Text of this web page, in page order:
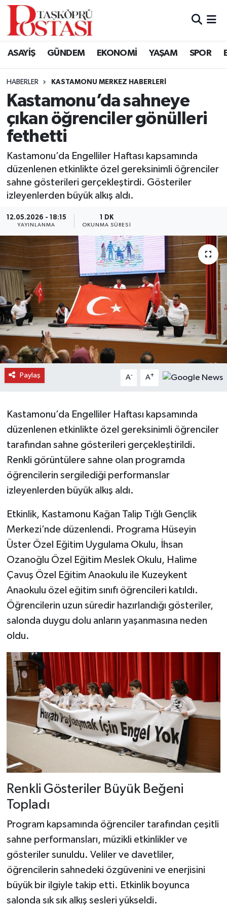
ASAYİŞ GÜNDEM EKONOMİ YAŞAM SPOR
HABERLER KASTAMONU MERKEZ HABERLERI
Kastamonu’da sahneye
çıkan öğrenciler gönülleri
fethetti
Kastamonu’da Engelliler Haftası kapsamında
düzenlenen etkinlikte özel gereksinimli öğrenciler
sahne gösterileri gerçekleştirdi. Gösteriler
izleyenlerden büyük alkış aldı.
12.05.2026 - 18:15
YAYINLANMA
1 DK
OKUNMA SÜRESI
Paylaş A- A+
Kastamonu’da Engelliler Haftası kapsamında
düzenlenen etkinlikte özel gereksinimli öğrenciler
tarafından sahne gösterileri gerçekleştirildi.
Renkli görüntülere sahne olan programda
öğrencilerin sergilediği performanslar
izleyenlerden büyük alkış aldı.
Etkinlik, Kastamonu Kağan Talip Tığlı Gençlik
Merkezi’nde düzenlendi. Programa Hüseyin
Üster Özel Eğitim Uygulama Okulu, İhsan
Ozanoğlu Özel Eğitim Meslek Okulu, Halime
Çavuş Özel Eğitim Anaokulu ile Kuzeykent
Anaokulu özel eğitim sınıfı öğrencileri katıldı.
Öğrencilerin uzun süredir hazırlandığı gösteriler,
salonda duygu dolu anların yaşanmasına neden
oldu.
Renkli Gösteriler Büyük Beğeni
Topladı
Program kapsamında öğrenciler tarafından çeşitli
sahne performansları, müzikli etkinlikler ve
gösteriler sunuldu. Veliler ve davetliler,
öğrencilerin sahnedeki özgüvenini ve enerjisini
büyük bir ilgiyle takip etti. Etkinlik boyunca
salonda sık sık alkış sesleri yükseldi.
Kastamonu Vefat Edenler
Araç Haberleri
Azdavay Haberleri
Bozkurt Haberleri
Çatalzeytin Haberleri
Cide Haberleri
Daday Haberleri
Devrekani Haberleri
Doğanyurt Haberleri
Hanönü Haberleri
İhsangazi Haberleri
İnebolu Haberleri
Merkez Haberleri
Pınarbaşı Haberleri
Şenpazar Haberleri
Taşköprü Haberleri
Tosya Haberleri
Karadeniz Haberleri
Ulusal Haberler
Siyaset Haberleri
Dünya Haberleri
Yerel Haberler
Haber Arşivi